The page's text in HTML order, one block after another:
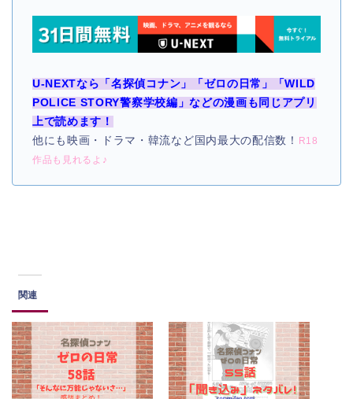
U-NEXTなら「名探偵コナン」「ゼロの日常」「WILD
POLICE STORY警察学校編」などの漫画も同じアプリ
上で読めます！
他にも映画・ドラマ・韓流など国内最大の配信数！ R18
作品も見れるよ♪
関連